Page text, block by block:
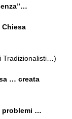
Chiesa
Tradizionalisti…)
… creata
problemi …